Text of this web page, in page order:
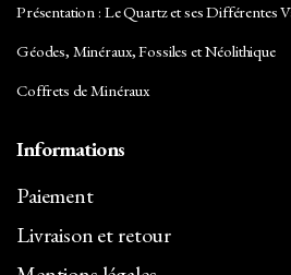
Présentation : Le Quartz et ses Différentes
Géodes, Minéraux, Fossiles et Néolithique
Coffrets de Minéraux
Informations
Paiement
Livraison et retour